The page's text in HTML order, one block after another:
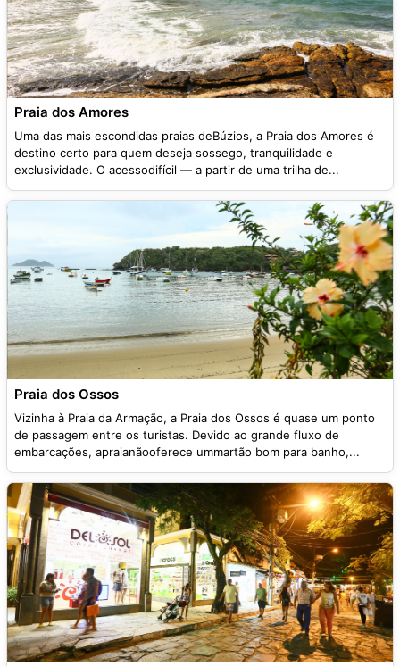
Praia dos Amores
Uma das mais escondidas praias deBúzios, a Praia dos Amores é
destino certo para quem deseja sossego, tranquilidade e
exclusividade. O acessodifícil — a partir de uma trilha de...
Praia dos Ossos
Vizinha à Praia da Armação, a Praia dos Ossos é quase um ponto
de passagem entre os turistas. Devido ao grande fluxo de
embarcações, apraianãooferece ummartão bom para banho,...